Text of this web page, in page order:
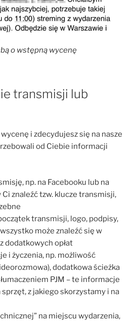
o wstępną wycenę
transmisji lub
i zdecydujesz się na nasze
od Ciebie informacji
np. na Facebooku lub na
znaleźć tzw. klucze transmisji,
transmisji, logo, podpisy,
może znaleźć się w
dodatkowych opłat
i życzenia, np. możliwość
dodatkowa ścieżka
PJM – te informacje
sprzęt, z jakiego skorzystamy i na
na miejscu wydarzenia,